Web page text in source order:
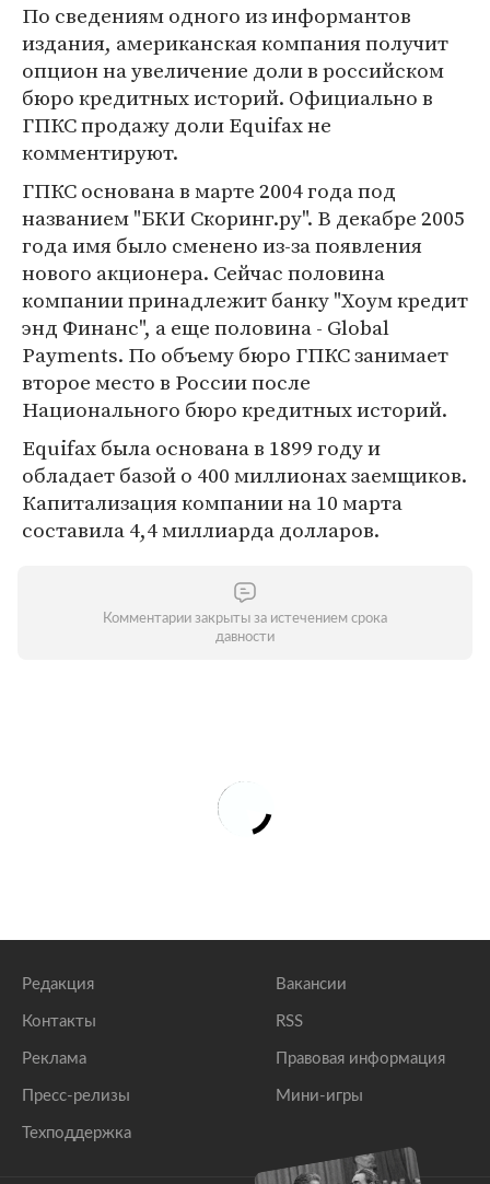
По сведениям одного из информантов
издания, американская компания получит
опцион на увеличение доли в российском
бюро кредитных историй. Официально в
ГПКС продажу доли Equifax не
комментируют.
ГПКС основана в марте 2004 года под
названием "БКИ Скоринг.ру". В декабре 2005
года имя было сменено из-за появления
нового акционера. Сейчас половина
компании принадлежит банку "Хоум кредит
энд Финанс", а еще половина - Global
Payments. По объему бюро ГПКС занимает
второе место в России после
Национального бюро кредитных историй.
Equifax была основана в 1899 году и
обладает базой о 400 миллионах заемщиков.
Капитализация компании на 10 марта
составила 4,4 миллиарда долларов.
Комментарии закрыты за истечением срока
давности
Редакция
Контакты
Реклама
Пресс-релизы
Техподдержка
Вакансии
RSS
Правовая информация
Мини-игры